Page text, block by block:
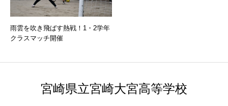
雨雲を吹き飛ばす熱戦！1・2学年
クラスマッチ開催
宮崎県立宮崎大宮高等学校